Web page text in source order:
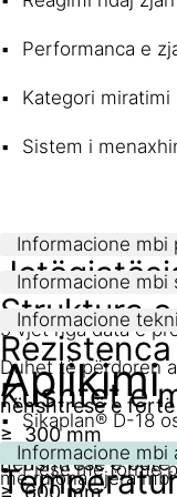
Performanca e
Kategori
Sistem i
Informacione mbi
5 vjet nga data e
Kushtet e
Rulonat duhet të
me rulona njëra
Informacione mbi
Struktura
Duhet të përdoren
Sikaplan® D-18
Pjesë me formë
Informacione
nënshtresë e fortë
≥ 300 mm
nënshtresë e butë
≥ 600 mm
Aplikimi
Informacione mbi